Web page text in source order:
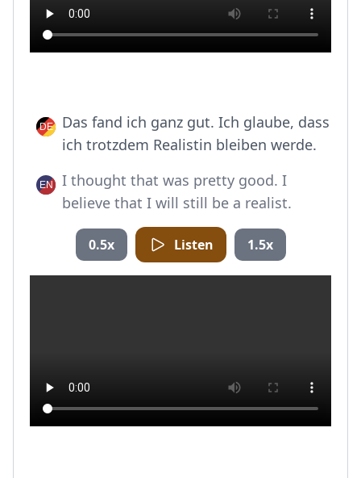
Das fand ich ganz gut. Ich glaube, dass
ich trotzdem Realistin bleiben werde.
I thought that was pretty good. I
believe that I will still be a realist.
0.5x Listen 1.5x